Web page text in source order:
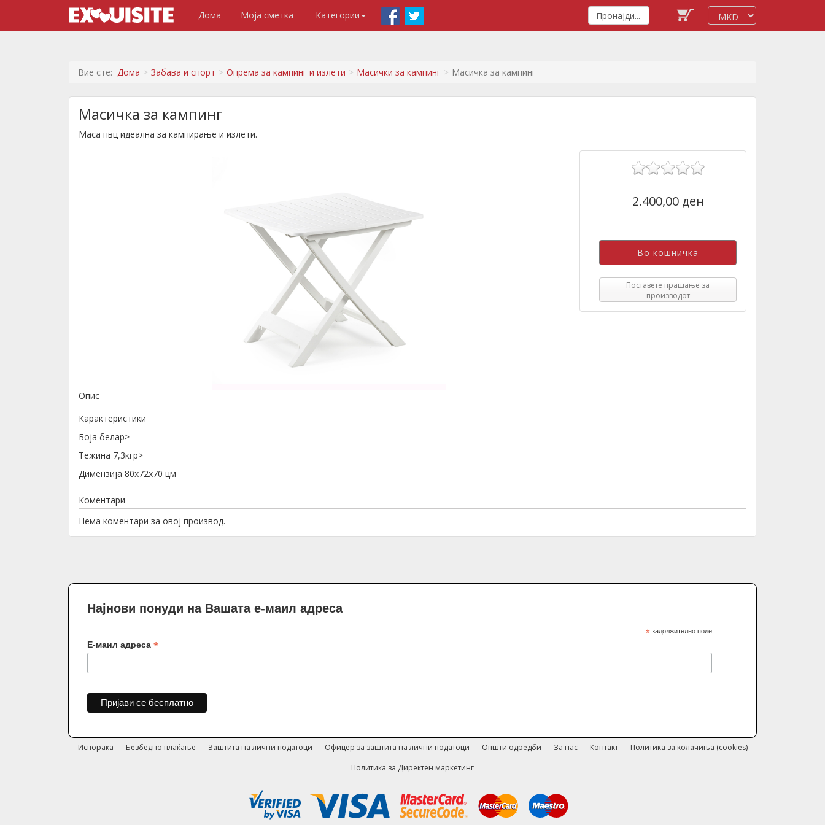
Дома Моја сметка Категории
Вие сте: Дома Забава и спорт Опрема за кампинг и излети Масички за кампинг Масичка за кампинг
Масичка за кампинг
Маса пвц идеална за кампирање и излети.
2.400,00 ден
Поставете прашање за
производот
Опис
Карактеристики
Боја белаp>
Тежина 7,3кгp>
Димензија 80x72x70 цм
Коментари
Нема коментари за овој производ.
Најнови понуди на Вашата е-маил адреса
*задолжително поле
Е-маил адреса *
Испорака Безбедно плаќање Заштита на лични податоци Офицер за заштита на лични податоци Општи одредби За нас Контакт
Политика за колачиња (cookies)
Политика за Директен маркетинг